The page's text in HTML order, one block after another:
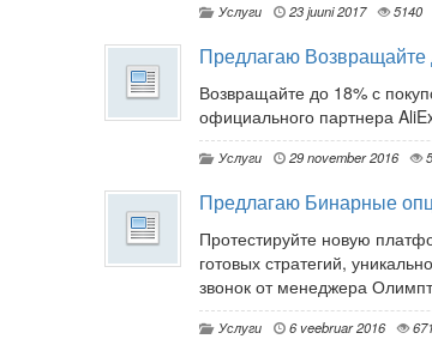
Услуги 23 juuni 2017 5140
Предлагаю Возвращайте
Возвращайте до 18% с
официального партнера
Услуги 29 november 2016
Предлагаю Бинарные
Протестируйте новую
готовых стратегий,
звонок от менеджера
Услуги 6 veebruar 2016